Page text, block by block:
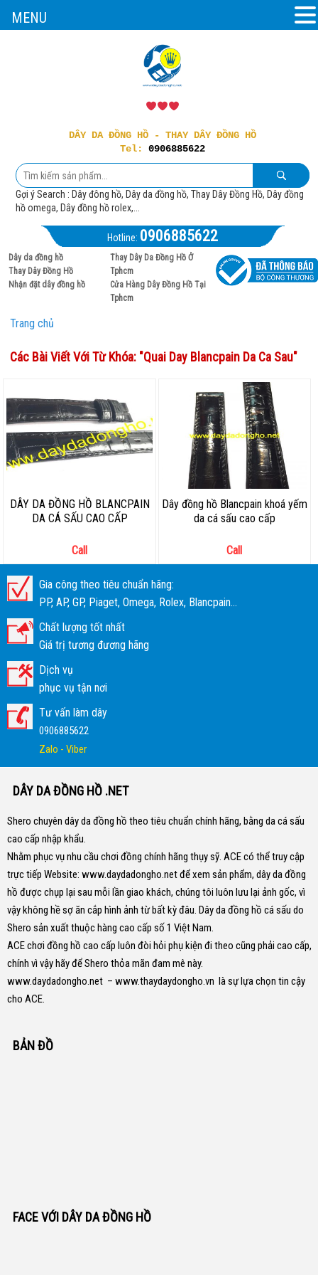
DÂY DA ĐỒNG HỒ - THAY DÂY ĐỒNG HỒ
Tel: 0906885622
Gợi ý Search : Dây đông hồ, Dây da đồng hồ, Thay Dây Đồng Hồ, Dây đồng
hồ omega, Dây đồng hồ rolex,...
Hotline: 0906885622
Dây da đồng hồ
Thay Dây Đồng Hồ
Nhận đặt dây đồng hồ
Thay Dây Da Đồng Hồ Ở
Tphcm
Cửa Hàng Dây Đồng Hồ Tại
Tphcm
Trang chủ
Các Bài Viết Với Từ Khóa: "Quai Day Blancpain Da Ca Sau"
DÂY DA ĐỒNG HỒ BLANCPAIN
DA CÁ SẤU CAO CẤP
Call
Dây đồng hồ Blancpain khoá yếm
da cá sấu cao cấp
Call
Gia công theo tiêu chuẩn hãng:
PP, AP, GP, Piaget, Omega, Rolex, Blancpain...
Chất lượng tốt nhất
Giá trị tương đương hãng
Dịch vụ
phục vụ tận nơi
Tư vấn làm dây
0906885622
Zalo - Viber
DÂY DA ĐỒNG HỒ .NET
Shero chuyên dây da đồng hồ theo tiêu chuẩn chính hãng, bằng da cá sấu
cao cấp nhập khẩu.
Nhằm phục vụ nhu cầu chơi đồng chính hãng thụy sỹ. ACE có thể truy cập
trực tiếp Website: www.daydadongho.netđể xem sản phẩm, dây da đồng
hồ được chụp lại sau mỗi lần giao khách, chúng tôi luôn lưu lại ảnh gốc, vì
vậy không hề sợ ăn cắp hình ảnh từ bất kỳ đâu. Dây da đồng hồ cá sấu do
Shero sản xuất thuộc hàng cao cấp số 1 Việt Nam.
ACE chơi đồng hồ cao cấp luôn đòi hỏi phụ kiện đi theo cũng phải cao cấp,
chính vì vậy hãy để Shero thỏa mãn đam mê này.
www.daydadongho.net – www.thaydaydongho.vn là sự lựa chọn tin cậy
cho ACE.
BẢN ĐỒ
FACE VỚI DÂY DA ĐỒNG HỒ
MENU